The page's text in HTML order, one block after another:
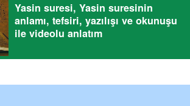
Yasin suresi, Yasin suresinin
anlamı, tefsiri, yazılışı ve okunuşu
ile videolu anlatım